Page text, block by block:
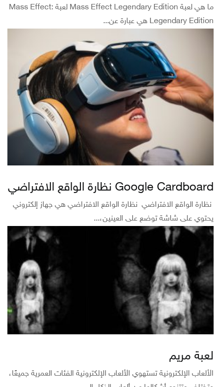
ما هي لعبة Mass Effect Legendary Edition لعبة Mass Effect:
Legendary Edition هي عبارة عن...
Google Cardboard نظارة الواقع الافتراضي
نظارة الواقع الافتراضي نظارة الواقع الافتراضي هي جهاز إلكتروني
يحتوي على شاشة توضع على العينين،...
لعبة مريم
الألعاب الإلكترونية تستهوي الألعاب الإلكترونية الفئات العمرية جميعًا،